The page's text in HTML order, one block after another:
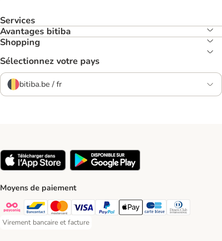
Services
Avantages bitiba
Shopping
Sélectionnez votre pays
bitiba.be / fr
Moyens de paiement
Payconiq Payment Method
Bancontact Payment Method
Mastercard Payment Method
Visa Payment Method
Paypal Payment Method
Apple Pay Payment Method
Carte bleue Payment
Diners club
Virement bancaire et facture
Virement bancaire et facture Payment Method